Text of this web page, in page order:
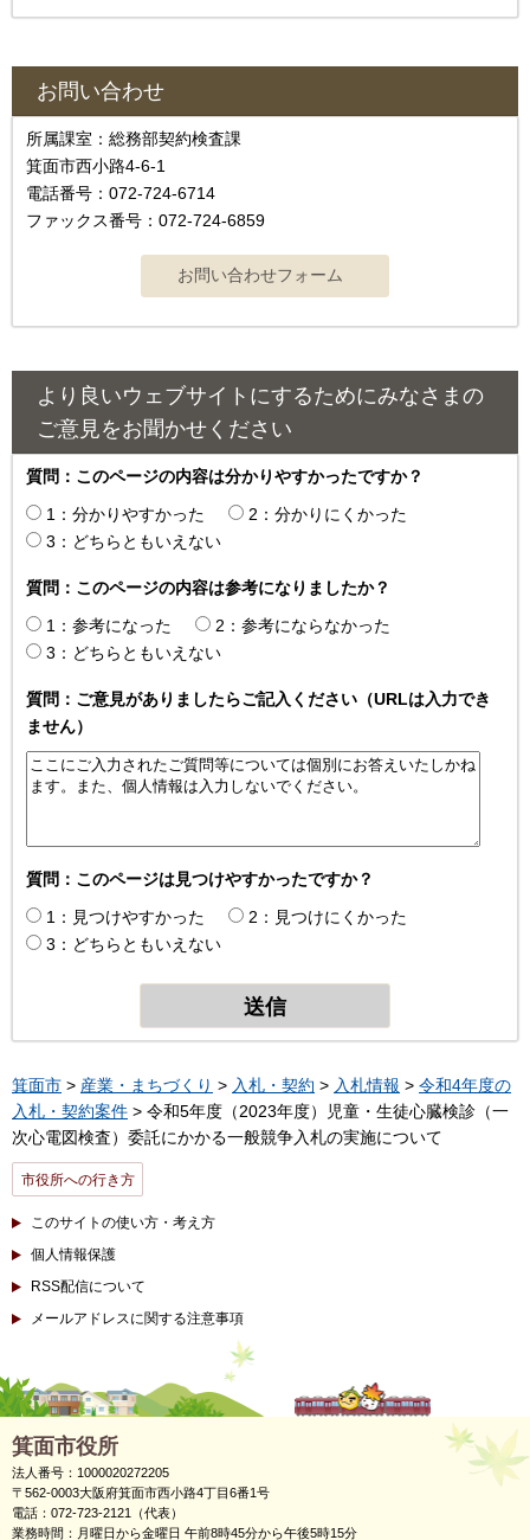
お問い合わせ
所属課室：総務部契約検査課
箕面市西小路4‐6‐1
電話番号：072-724-6714
ファックス番号：072-724-6859
より良いウェブサイトにするためにみなさまの
ご意見をお聞かせください
質問：このページの内容は分かりやすかったですか？
1：分かりやすかった
2：分かりにくかった
3：どちらともいえない
質問：このページの内容は参考になりましたか？
1：参考になった
2：参考にならなかった
3：どちらともいえない
質問：ご意見がありましたらご記入ください（URLは入力でき
ません）
質問：このページは見つけやすかったですか？
1：見つけやすかった
2：見つけにくかった
3：どちらともいえない
箕面市 > 産業・まちづくり > 入札・契約 > 入札情報 > 令和4年度の
入札・契約案件 > 令和5年度（2023年度）児童・生徒心臓検診（一
次心電図検査）委託にかかる一般競争入札の実施について
市役所への行き方
このサイトの使い方・考え方
個人情報保護
RSS配信について
メールアドレスに関する注意事項
箕面市役所
法人番号：1000020272205
〒562-0003大阪府箕面市西小路4丁目6番1号
電話：072-723-2121（代表）
業務時間：月曜日から金曜日 午前8時45分から午後5時15分